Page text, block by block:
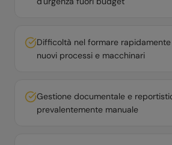
Difficoltà nel formare
nuovi processi e macchinari
Gestione documentale e
prevalentemente manuale